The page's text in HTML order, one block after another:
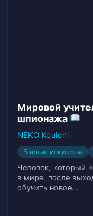
Глава
Глава
Глава
25 Глава 24.
26 Глава 25.
27 Глава
Глава
Мировой
шпионажа
NEKO Kouichi
Боевые искусства
Человек, который
в мире, после
обучить новое…